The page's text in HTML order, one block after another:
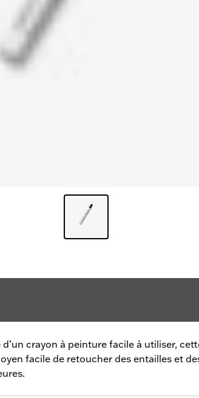
d’un crayon à peinture facile à utiliser,
facile de retoucher des entailles et